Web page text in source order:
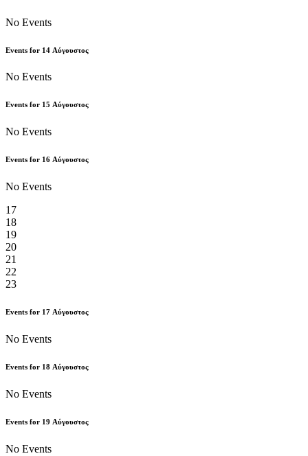
No Events
Events for 14 Αύγουστος
No Events
Events for 15 Αύγουστος
No Events
Events for 16 Αύγουστος
No Events
17
18
19
20
21
22
23
Events for 17 Αύγουστος
No Events
Events for 18 Αύγουστος
No Events
Events for 19 Αύγουστος
No Events